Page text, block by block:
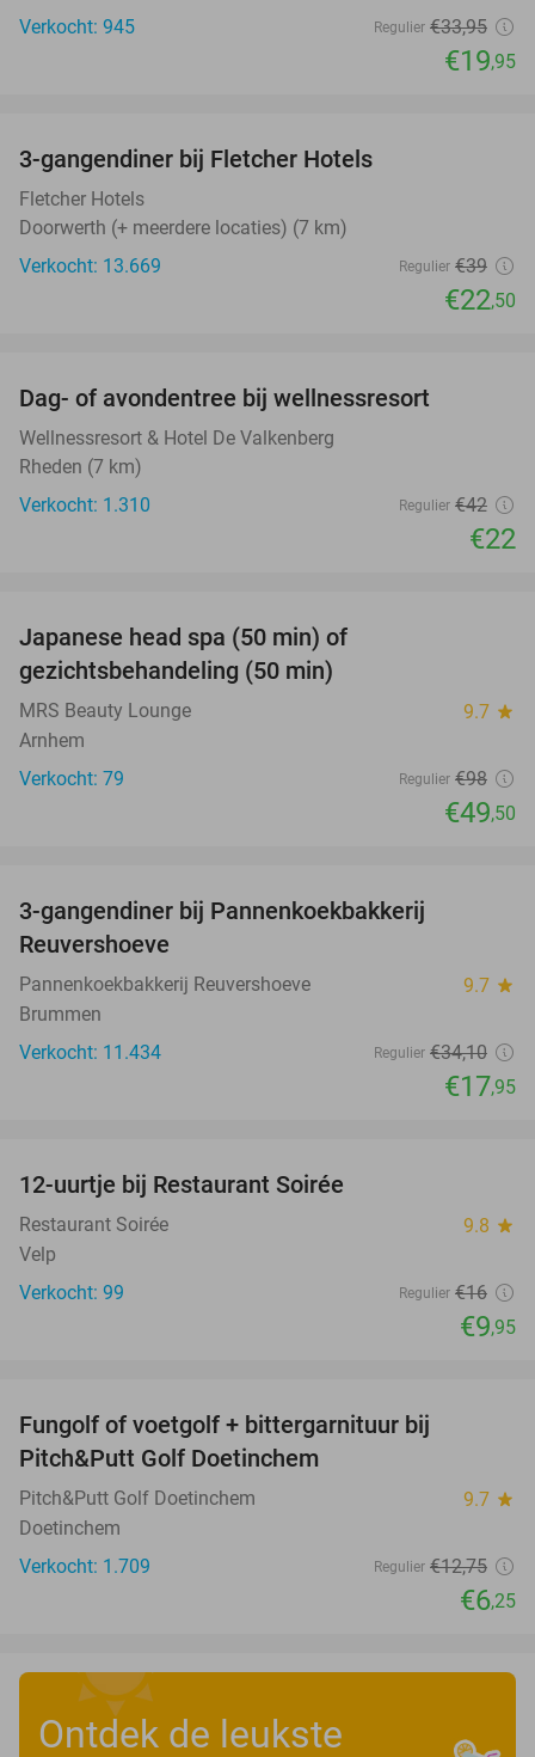
Verkocht: 945
Regulier €33,95
€19,95
3-gangendiner bij Fletcher Hotels
Fletcher Hotels
Doorwerth (+ meerdere locaties) (7 km)
Verkocht: 13.669
Regulier €39
€22,50
Dag- of avondentree bij wellnessresort
Wellnessresort & Hotel De Valkenberg
Rheden (7 km)
Verkocht: 1.310
Regulier €42
€22
Japanese head spa (50 min) of
gezichtsbehandeling (50 min)
MRS Beauty Lounge 9.7 star
Arnhem
Verkocht: 79
Regulier €98
€49,50
3-gangendiner bij Pannenkoekbakkerij
Reuvershoeve
Pannenkoekbakkerij Reuvershoeve 9.7 star
Brummen
Verkocht: 11.434
Regulier €34,10
€17,95
12-uurtje bij Restaurant Soirée
Restaurant Soirée 9.8 star
Velp
Verkocht: 99
Regulier €16
€9,95
Fungolf of voetgolf + bittergarnituur bij
Pitch&Putt Golf Doetinchem
Pitch&Putt Golf Doetinchem 9.7 star
Doetinchem
Verkocht: 1.709
Regulier €12,75
€6,25
Ontdek de leukste